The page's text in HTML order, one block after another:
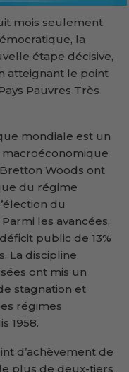
mois seulement
la
étape décisive,
atteignant le point
Pauvres Très
mondiale est un
Woods ont
du régime
du
les avancées,
public de 13%
La discipline
ont mis un
stagnation et
régimes
1958.
d’achèvement de
plus de deux-tiers